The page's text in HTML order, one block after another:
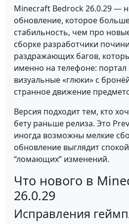
Minecraft Bedrock 26.0.29 —
обновление, которое
стабильность, чем про
сборке разработчики
раздражающих багов,
именно на телефоне:
визуальные «глюки» с
странное движение
Версия подходит тем, кто
бету раньше релиза. Это
иногда возможны мелкие
обновление выглядит
“ломающих” изменений.
Что нового в
26.0.29
Исправления